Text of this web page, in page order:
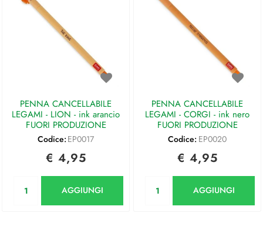
PENNA CANCELLABILE
LEGAMI - LION - ink arancio
FUORI PRODUZIONE
Codice: EP0017
€ 4,95
AGGIUNGI
PENNA CANCELLABILE
LEGAMI - CORGI - ink nero
FUORI PRODUZIONE
Codice: EP0020
€ 4,95
AGGIUNGI